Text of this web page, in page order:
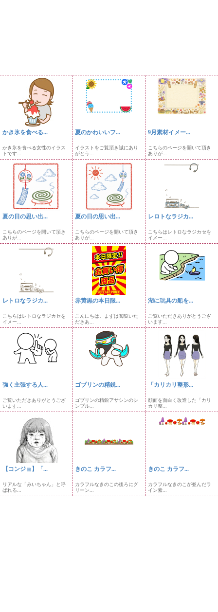
かき氷を食べる...
かき氷を食べる女性のイラス
トです...
夏のかわいいフ...
イラストをご覧頂き誠にあり
がとう...
9月素材イメー...
こちらのページを開いて頂き
ありが...
夏の日の思い出...
こちらのページを開いて頂き
ありが...
夏の日の思い出...
こちらのページを開いて頂き
ありが...
レロトなラジカ...
こちらはレトロなラジカセを
イメー...
レトロなラジカ...
こちらはレトロなラジカセを
イメー...
赤黄黒の本日限...
こんにちは。まずは閲覧いた
だきあ...
湖に玩具の船を...
ご覧いただきありがとうござ
います...
強く主張する人...
ご覧いただきありがとうござ
います...
ゴブリンの精鋭...
ゴブリンの精鋭アサシンのシ
ンプル...
「カリカリ整形...
顔面を面白く改造した「カリ
カリ整...
【コンジョ】「...
リアルな「みいちゃん」と呼
ばれる...
きのこ カラフ...
カラフルなきのこの後ろにグ
リーン...
きのこ カラフ...
カラフルなきのこが並んだラ
イン素...